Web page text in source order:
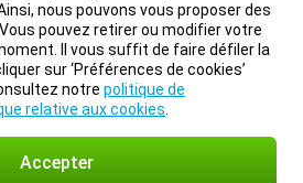
nous pouvons vous proposer des
pouvez retirer ou modifier votre
Il vous suffit de faire défiler la
sur ‘Préférences de cookies’
notre politique de
relative aux cookies
Accepter